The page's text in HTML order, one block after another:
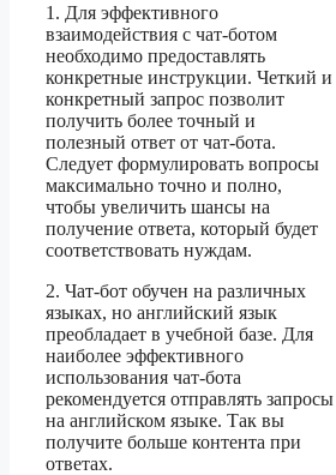
1. Для эффективного
взаимодействия с чат-ботом
необходимо предоставлять
конкретные инструкции. Четкий и
конкретный запрос позволит
получить более точный и
полезный ответ от чат-бота.
Следует формулировать вопросы
максимально точно и полно,
чтобы увеличить шансы на
получение ответа, который будет
соответствовать нуждам.
2. Чат-бот обучен на различных
языках, но английский язык
преобладает в учебной базе. Для
наиболее эффективного
использования чат-бота
рекомендуется отправлять запросы
на английском языке. Так вы
получите больше контента при
ответах.